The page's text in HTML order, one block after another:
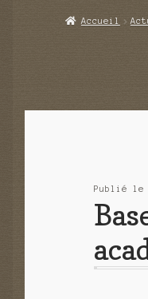
Accueil
Publié